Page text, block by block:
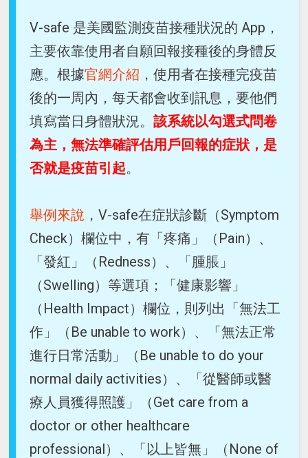
V-safe 是美國監測疫苗接種狀況的 App，
主要依靠使用者自願回報接種後的身體反
應。根據官網介紹 ，使用者在接種完疫苗
後的一周內，每天都會收到訊息，要他們
填寫當日身體狀況。該系統以勾選式問卷
為主，無法準確評估用戶回報的症狀，是
否就是疫苗引起。
舉例來說 ，V-safe在症狀診斷（Symptom
Check）欄位中，有「疼痛」（Pain）、
「發紅」（Redness）、「腫脹」
（Swelling）等選項；「健康影響」
（Health Impact）欄位，則列出「無法工
作」（Be unable to work）、「無法正常
進行日常活動」（Be unable to do your
normal daily activities）、「從醫師或醫
療人員獲得照護」（Get care from a
doctor or other healthcare
professional）、「以上皆無」（None of